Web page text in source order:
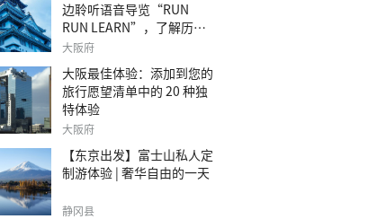
边聆听语音导览“RUN
RUN LEARN”，了解历
史。
大阪府
大阪最佳体验：添加到您的
旅行愿望清单中的 20 种独
特体验
大阪府
【东京出发】富士山私人定
制游体验 | 奢华自由的一天
静冈县